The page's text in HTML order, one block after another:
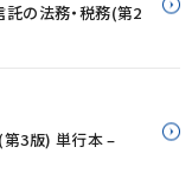
の法務・税務(第2
3版) 単行本 –